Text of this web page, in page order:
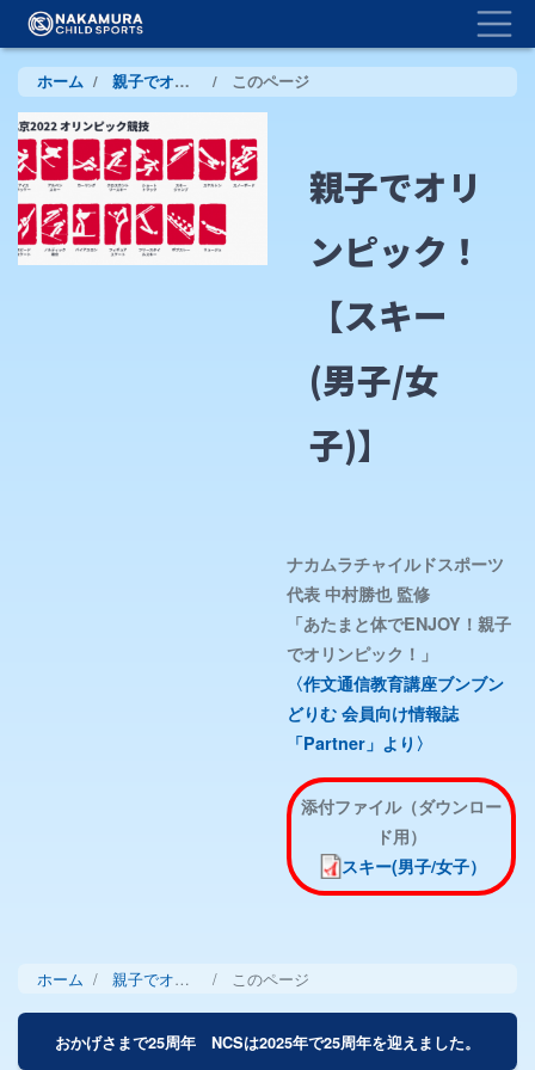
コ
ン
テ
ン
ツ
に
移
動
パ
ン
く
ず
ホーム 親子でオリンピック！ このページ
親子でオリ
ンピック！
【スキー
(男子/女
子)】
ナカムラチャイルドスポーツ
代表 中村勝也 監修
「あたまと体でENJOY！親子
でオリンピック！」
〈作文通信教育講座ブンブン
どりむ 会員向け情報誌
「Partner」より〉
添付ファイル（ダウンロー
ド用）
スキー(男子/女子）
パ
ホーム 親子でオリンピック！ このページ
おかげさまで25周年 NCSは2025年で25周年を迎えました。